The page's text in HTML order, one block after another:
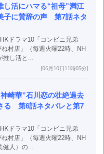
し活にハマる“祖母”満江
子に賛辞の声 第7話ネタ
ドラマ10「コンビニ兄弟
村店」（毎週火曜22時、NH
推し活と...
[06月10日11時05分]
神崎華”石川恋の壮絶過去
る 第6話ネタバレと第7
ドラマ10「コンビニ兄弟
村店」（毎週火曜22時、NH
健人）の...